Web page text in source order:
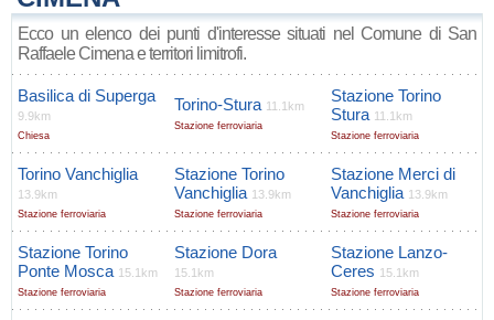
Ecco un elenco dei punti d'interesse situati nel Comune di San
Raffaele Cimena e territori limitrofi.
Basilica di Superga
9.9km
Chiesa
Torino-Stura 11.1km
Stazione ferroviaria
Stazione Torino
Stura 11.1km
Stazione ferroviaria
Torino Vanchiglia
13.9km
Stazione ferroviaria
Stazione Torino
Vanchiglia 13.9km
Stazione ferroviaria
Stazione Merci di
Vanchiglia 13.9km
Stazione ferroviaria
Stazione Torino
Ponte Mosca 15.1km
Stazione ferroviaria
Stazione Dora
15.1km
Stazione ferroviaria
Stazione Lanzo-
Ceres 15.1km
Stazione ferroviaria